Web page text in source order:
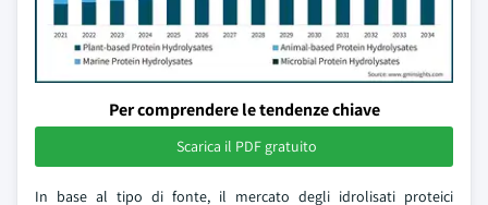
Per comprendere le tendenze chiave
Scarica il PDF gratuito
In base al tipo di fonte, il mercato degli idrolisati proteici